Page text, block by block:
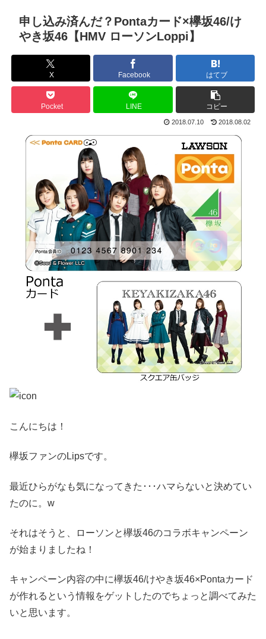
申し込み済んだ？Pontaカード×欅坂46/け
やき坂46【HMV ローソンLoppi】
X Facebook はてブ
Pocket LINE コピー
2018.07.10 2018.08.02
こんにちは！
欅坂ファンのLipsです。
最近ひらがなも気になってきた･･･ハマらないと決めてい
たのに。w
それはそうと、ローソンと欅坂46のコラボキャンペーン
が始まりましたね！
キャンペーン内容の中に欅坂46/けやき坂46×Pontaカード
が作れるという情報をゲットしたのでちょっと調べてみた
いと思います。